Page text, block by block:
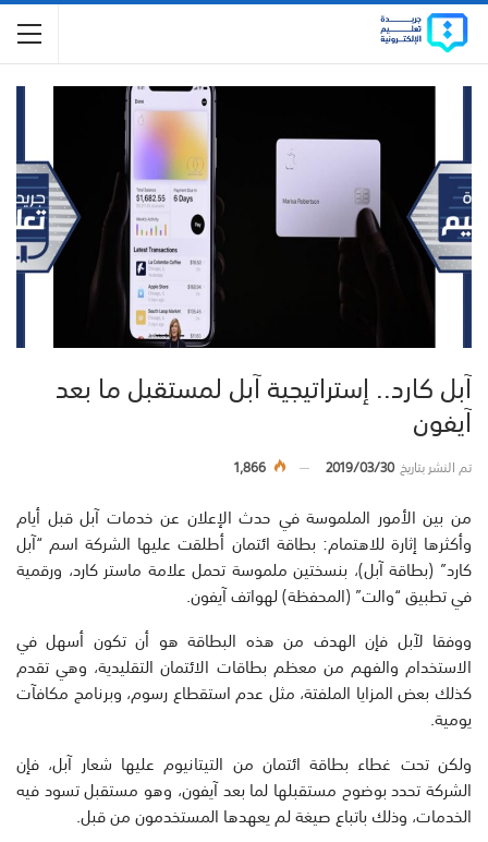
آبل كارد.. إستراتيجية آبل لمستقبل ما بعد
آيفون
تم النشر بتاريخ2019/03/30
1,866
من بين الأمور الملموسة في حدث الإعلان عن خدمات آبل قبل أيام
وأكثرها إثارة للاهتمام: بطاقة ائتمان أطلقت عليها الشركة اسم “آبل
كارد” (بطاقة آبل)، بنسختين ملموسة تحمل علامة ماستر كارد، ورقمية
في تطبيق “والت” (المحفظة) لهواتف آيفون.
ووفقا لآبل فإن الهدف من هذه البطاقة هو أن تكون أسهل في
الاستخدام والفهم من معظم بطاقات الائتمان التقليدية، وهي تقدم
كذلك بعض المزايا الملفتة، مثل عدم استقطاع رسوم، وبرنامج مكافآت
يومية.
ولكن تحت غطاء بطاقة ائتمان من التيتانيوم عليها شعار آبل، فإن
الشركة تحدد بوضوح مستقبلها لما بعد آيفون، وهو مستقبل تسود فيه
الخدمات، وذلك باتباع صيغة لم يعهدها المستخدمون من قبل.